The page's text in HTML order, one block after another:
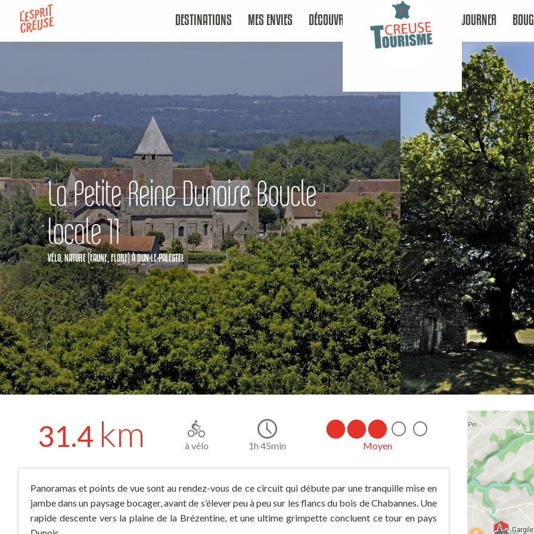
contenu
DESTINATIONS MES ENVIES DÉCOUVRIR SÉJOURNER
La Petite Reine Dunoise Boucle
locale 11
VÉLO,NATURE (FAUNE, FLORE)À DUN-LE-PALESTEL
31.4 km à vélo 1h 45min Moyen
Panoramas et points de vue sont au rendez-vous de ce circuit qui débute par une tranquille mise en
jambe dans un paysage bocager, avant de s’élever peu à peu sur les flancs du bois de Chabannes. Une
rapide descente vers la plaine de la Brézentine, et une ultime grimpette concluent ce tour en pays